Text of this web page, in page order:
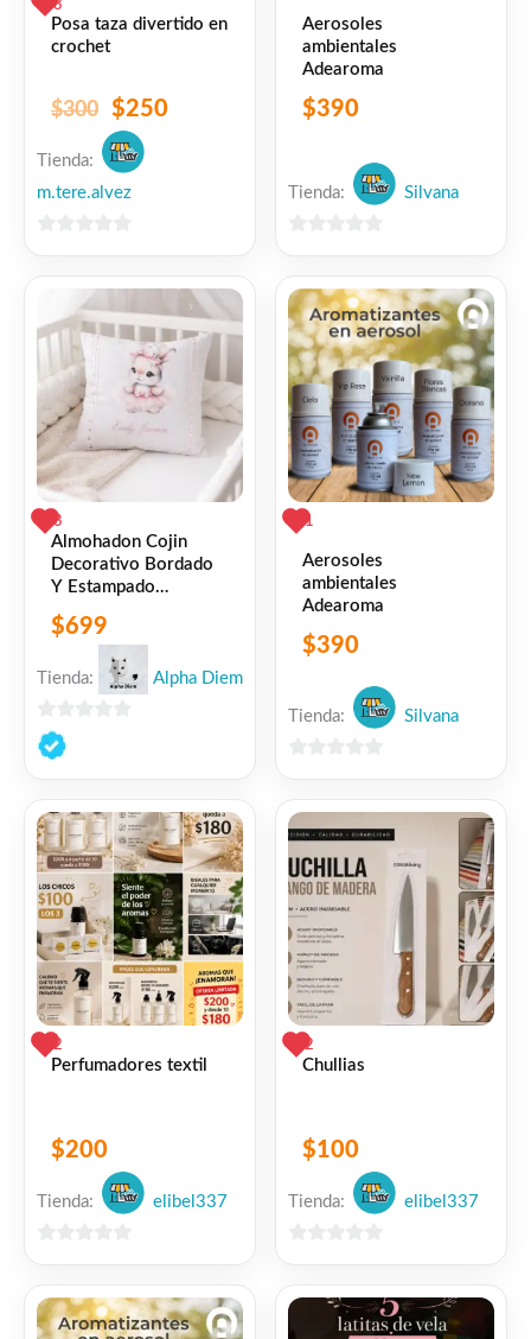
3
Posa taza divertido en
crochet
$300 $250
Tienda:
m.tere.alvez
Aerosoles
ambientales
Adearoma
$390
Tienda: Silvana
5
3
Almohadon Cojin
Decorativo Bordado
Y Estampado
$699
Tienda: Alpha Diem
0
de
1
Aerosoles
ambientales
Adearoma
$390
Tienda: Silvana
5
2
Perfumadores textil
$200
Tienda: elibel337
5
2
Chullias
$100
Tienda: elibel337
5